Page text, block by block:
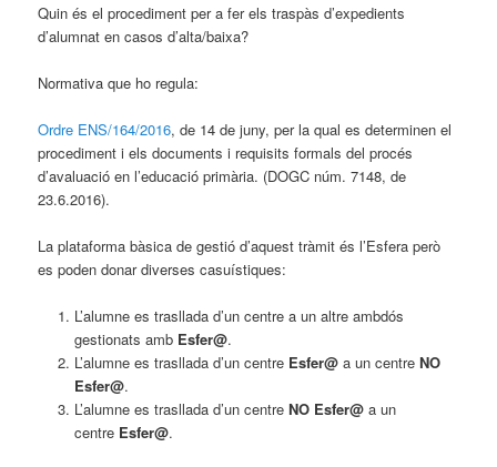
Quin és el procediment per a fer els traspàs d’expedients
d’alumnat en casos d’alta/baixa?
Normativa que ho regula:
Ordre ENS/164/2016, de 14 de juny, per la qual es determinen el
procediment i els documents i requisits formals del procés
d’avaluació en l’educació primària. (DOGC núm. 7148, de
23.6.2016).
La plataforma bàsica de gestió d’aquest tràmit és l’Esfera però
es poden donar diverses casuístiques:
L’alumne es trasllada d’un centre a un altre ambdós
gestionats amb Esfer@.
L’alumne es trasllada d’un centre Esfer@a un centre NO
Esfer@.
L’alumne es trasllada d’un centre NO Esfer@a un
centre Esfer@.